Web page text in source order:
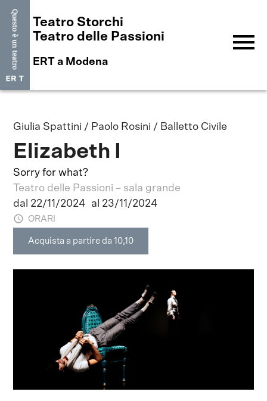
Teatro Storchi
Teatro delle Passioni
ERT a Modena
menu
Giulia Spattini / Paolo Rosini / Balletto Civile
Elizabeth I
Sorry for what?
Teatro delle Passioni – sala grande
dal 22/11/2024
al 23/11/2024
ORARI
Acquista a partire da 10,10